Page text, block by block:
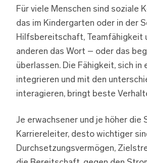
Für viele Menschen sind soziale
das im Kindergarten oder in der
Hilfsbereitschaft, Teamfähigkeit
anderen das Wort – oder das
überlassen. Die Fähigkeit, sich in
integrieren und mit den
interagieren, bringt beste
Je erwachsener und je höher die
Karriereleiter, desto wichtiger
Durchsetzungsvermögen,